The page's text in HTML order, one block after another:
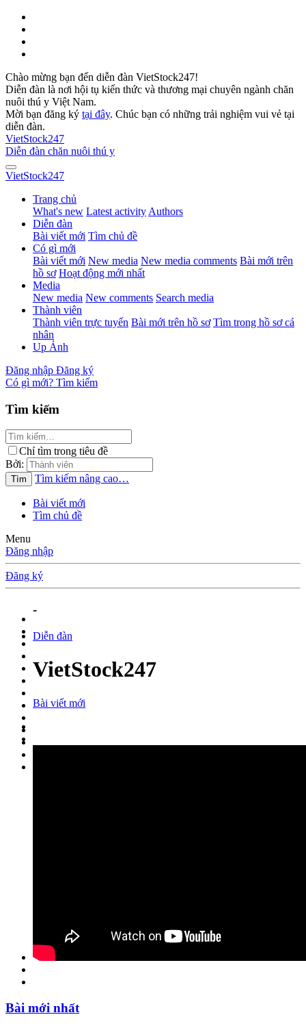
Chào mừng bạn đến diễn đàn VietStock247!
Diễn đàn là nơi hội tụ kiến thức và thương mại chuyên ngành chăn
nuôi thú y Việt Nam.
Mời bạn đăng ký tại đây. Chúc bạn có những trải nghiệm vui vẻ tại
diễn đàn.
VietStock247
Diễn đàn chăn nuôi thú y
VietStock247
Trang chủ
What's new Latest activity Authors
Diễn đàn
Bài viết mới Tìm chủ đề
Có gì mới
Bài viết mới New media New media comments Bài mới trên
hồ sơ Hoạt động mới nhất
Media
New media New comments Search media
Thành viên
Thành viên trực tuyến Bài mới trên hồ sơ Tìm trong hồ sơ cá
nhân
Up Ảnh
Đăng nhập Đăng ký
Có gì mới? Tìm kiếm
Tìm kiếm
Chỉ tìm trong tiêu đề
Bởi:
Tìm Tìm kiếm nâng cao…
Bài viết mới
Tìm chủ đề
Menu
Đăng nhập
Đăng ký
-
Diễn đàn
VietStock247
Bài viết mới
Bài mới nhất